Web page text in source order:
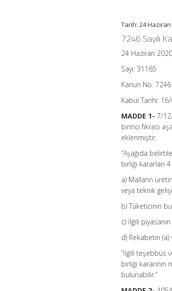
Tarih: 24 Haziran
7246 Sayılı
24 Haziran
Sayı: 31165
Kanun No: 7246
Kabul Tarihi:
MADDE 1- 7/
birinci fıkrası
eklenmiştir.
“Aşağıda
birliği kararları
a) Malların
veya teknik
b) Tüketicinin
c) İlgili
d) Rekabetin
“İlgili teşebbüs
birliği kararının
bulunabilir.”